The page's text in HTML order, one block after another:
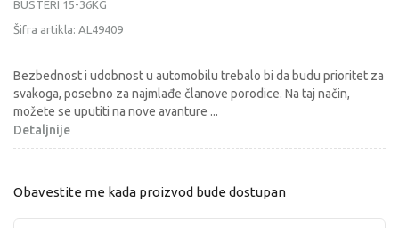
BUSTERI 15-36KG
Šifra artikla: AL49409
Bezbednost i udobnost u automobilu trebalo bi da budu prioritet za
svakoga, posebno za najmlađe članove porodice. Na taj način,
možete se uputiti na nove avanture ...
Detaljnije
Obavestite me kada proizvod bude dostupan